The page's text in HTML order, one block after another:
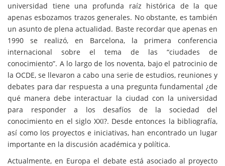
universidad tiene una profunda raíz histórica de la que
apenas esbozamos trazos generales. No obstante, es también
un asunto de plena actualidad. Baste recordar que apenas en
1990 se realizó, en Barcelona, la primera conferencia
internacional sobre el tema de las “ciudades de
conocimiento”. A lo largo de los noventa, bajo el patrocinio de
la OCDE, se llevaron a cabo una serie de estudios, reuniones y
debates para dar respuesta a una pregunta fundamental ¿de
qué manera debe interactuar la ciudad con la universidad
para responder a los desafíos de la sociedad del
conocimiento en el siglo XXI?. Desde entonces la bibliografía,
así como los proyectos e iniciativas, han encontrado un lugar
importante en la discusión académica y política.
Actualmente, en Europa el debate está asociado al proyecto